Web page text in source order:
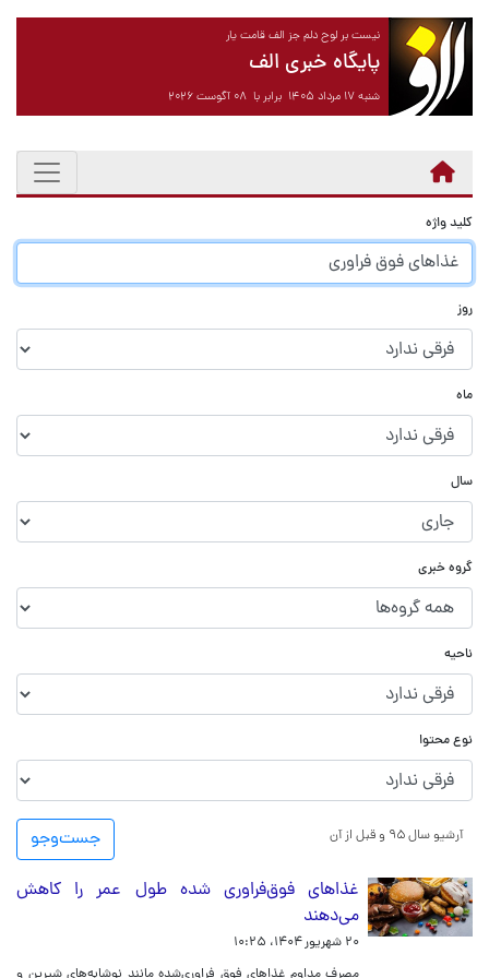
نیست بر لوح دلم جز الف قامت یار
پایگاه خبری الف
شنبه ۱۷ مرداد ۱۴۰۵ برابر با ۰۸ آگوست ۲۰۲۶
کلید واژه
روز
ماه
سال
گروه خبری
ناحیه
نوع محتوا
جست‌و‌جو آرشیو سال ۹۵ و قبل از آن
غذاهای فوق‌فراوری شده طول عمر را کاهش
می‌دهند
۲۰ شهریور ۱۴۰۴، ۱۰:۲۵